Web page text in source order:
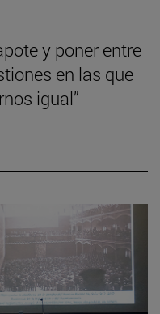
y poner entre
en las que
igual”